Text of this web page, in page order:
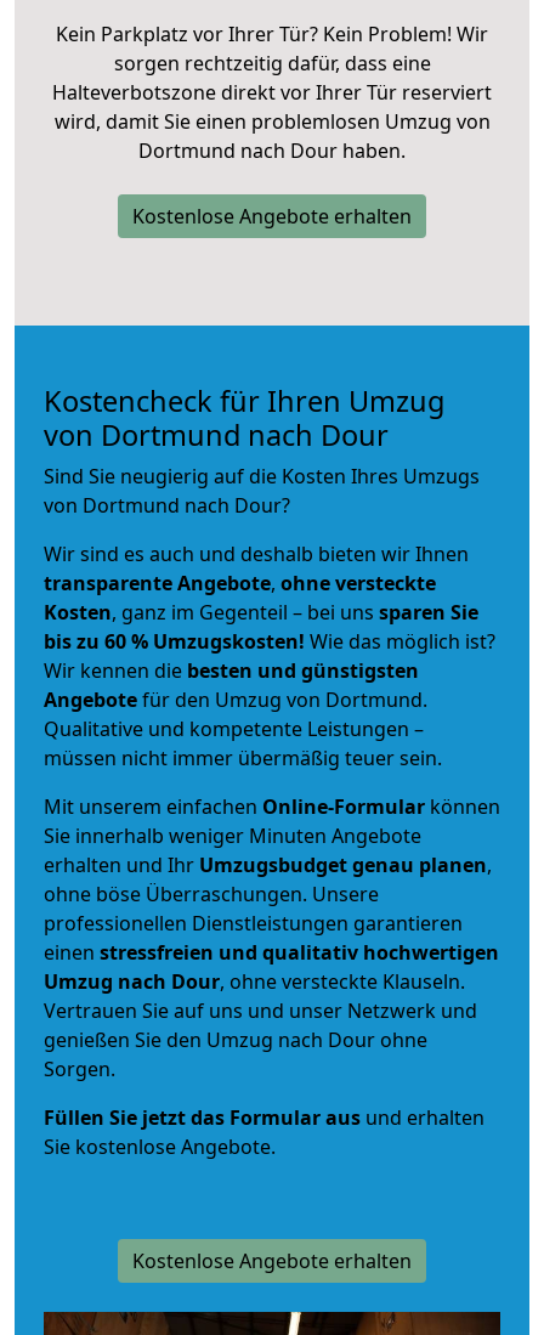
Kein Parkplatz vor Ihrer Tür? Kein Problem! Wir
sorgen rechtzeitig dafür, dass eine
Halteverbotszone direkt vor Ihrer Tür reserviert
wird, damit Sie einen problemlosen Umzug von
Dortmund nach Dour haben.
Kostenlose Angebote erhalten
Kostencheck für Ihren Umzug
von Dortmund nach Dour
Sind Sie neugierig auf die Kosten Ihres Umzugs
von Dortmund nach Dour?
Wir sind es auch und deshalb bieten wir Ihnen
transparente Angebote, ohne versteckte
Kosten, ganz im Gegenteil – bei uns sparen Sie
bis zu 60 % Umzugskosten! Wie das möglich ist?
Wir kennen die besten und günstigsten
Angebotefür den Umzug von Dortmund.
Qualitative und kompetente Leistungen –
müssen nicht immer übermäßig teuer sein.
Mit unserem einfachen Online-Formular können
Sie innerhalb weniger Minuten Angebote
erhalten und Ihr Umzugsbudgetgenau planen,
ohne böse Überraschungen. Unsere
professionellen Dienstleistungen garantieren
einen stressfreien und qualitativ hochwertigen
Umzug nach Dour, ohne versteckte Klauseln.
Vertrauen Sie auf uns und unser Netzwerk und
genießen Sie den Umzug nach Dour ohne
Sorgen.
Füllen Sie jetzt das Formular aus und erhalten
Sie kostenlose Angebote.
Kostenlose Angebote erhalten